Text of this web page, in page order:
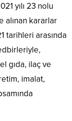
yılı 23 nolu
alınan kararlar
tarihleri arasında
gıda, ilaç ve
imalat,